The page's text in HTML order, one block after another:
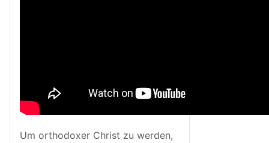
Um orthodoxer Christ zu werden,